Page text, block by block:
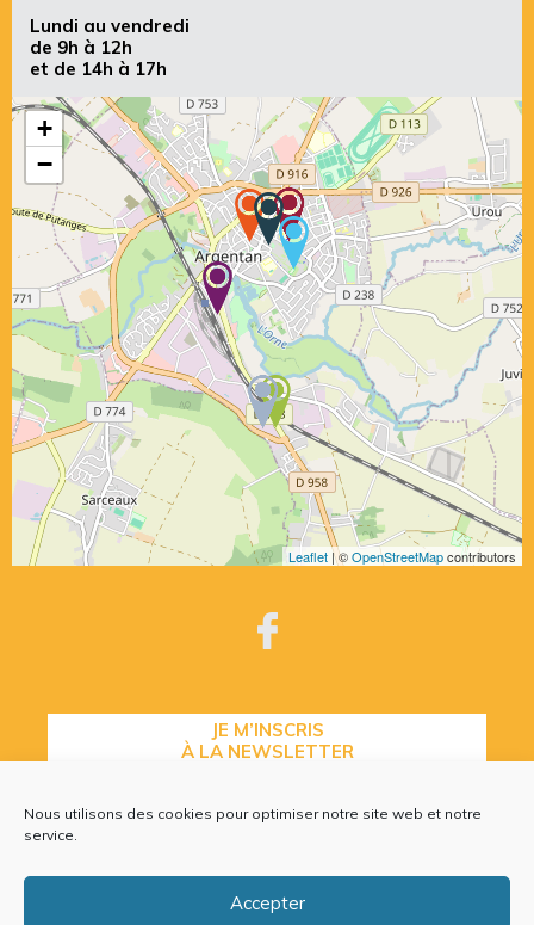
Nous utilisons des cookies pour optimiser notre site web et notre
service.
Accepter
Lundi au vendredi
de 9h à 12h
et de 14h à 17h
+
−
Leaflet | ©OpenStreetMapcontributors
JE M’INSCRIS
À LA NEWSLETTER